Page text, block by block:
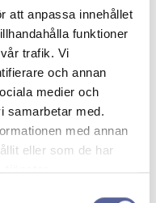
att anpassa innehållet
funktioner
trafik. Vi
och annan
medier och
samarbetar med.
med annan
eller som de har
tjänster.